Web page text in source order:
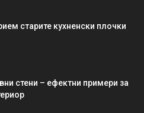
старите кухненски плочки
стени – ефектни примери за